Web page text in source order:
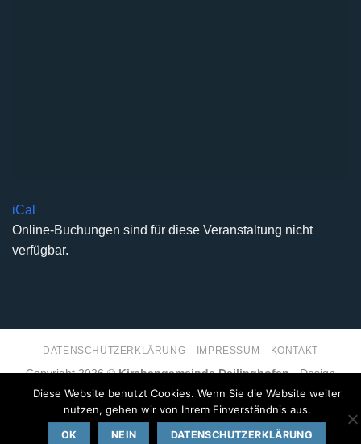
iCal
Online-Buchungen sind für diese Veranstaltung nicht
verfügbar.
DATENSCHUTZERKLÄRUNG IMPRESSUM KONTAKT
Copyright 2026 ©Kirchengemeinde Deilinghofen- Design
kleinzweidrei Kommunikationsdesign
Diese Website benutzt Cookies. Wenn Sie die Website weiter
nutzen, gehen wir von Ihrem Einverständnis aus.
OK NEIN DATENSCHUTZERKLÄRUNG